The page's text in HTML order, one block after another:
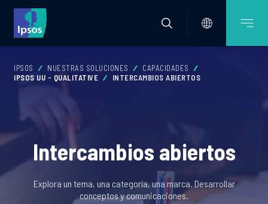
IPSOS NUESTRAS SOLUCIONES
CAPACIDADES
IPSOS UU - QUALITATIVE
INTERCAMBIOS ABIERTOS
Intercambios abiertos
Explora un tema, una categoría, una marca. Desarrollar
conceptos y comunicaciones.